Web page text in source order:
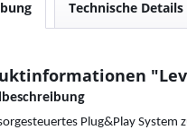
Technische Details
Plug&Play System